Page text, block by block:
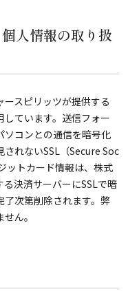
人情報の取り扱
スピリッツが提供する
ています。送信フォー
ソコンとの通信を暗号化
れないSSL（Secure Soc
ットカード情報は、株式
決済サーバーにSSLで暗
次第削除されます。弊
ん。